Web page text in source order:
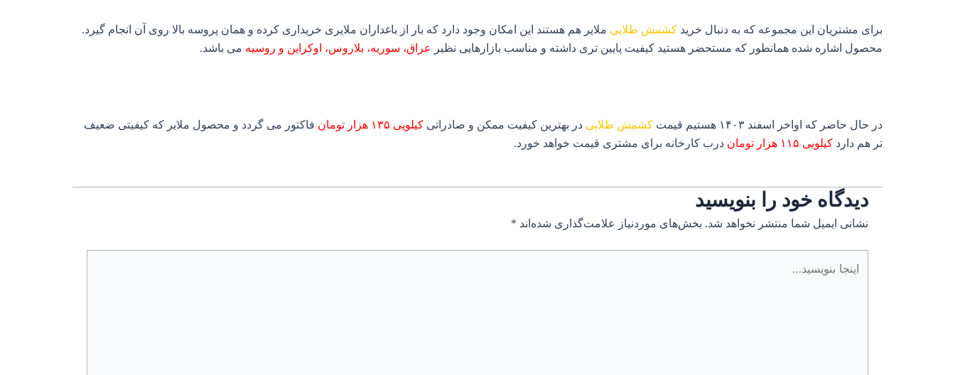
برای مشتریان این مجموعه که به دنبال خرید کشمش طلایی ملایر هم هستند این امکان وجود دارد که بار از باغداران ملایری خریداری کرده و همان پروسه بالا روی آن انجام گیرد.
محصول اشاره شده همانطور که مستحضر هستید کیفیت پایین‌ تری داشته و مناسب بازارهایی نظیر
عراق، سوریه، بلاروس، اوکراین و روسیه می باشد.
در حال حاضر که اواخر اسفند ۱۴۰۳ هستیم قیمت کشمش طلایی در بهترین کیفیت ممکن و صادراتی کیلویی ۱۳۵ هزار تومان
فاکتور می گردد و محصول ملایر که کیفیتی ضعیف‌
تر هم دارد کیلویی ۱۱۵ هزار تومان درب کارخانه برای مشتری قیمت خواهد خورد.
دیدگاه‌ خود را بنویسید
نشانی ایمیل شما منتشر نخواهد شد. بخش‌های موردنیاز علامت‌گذاری شده‌اند *
بنویسید…